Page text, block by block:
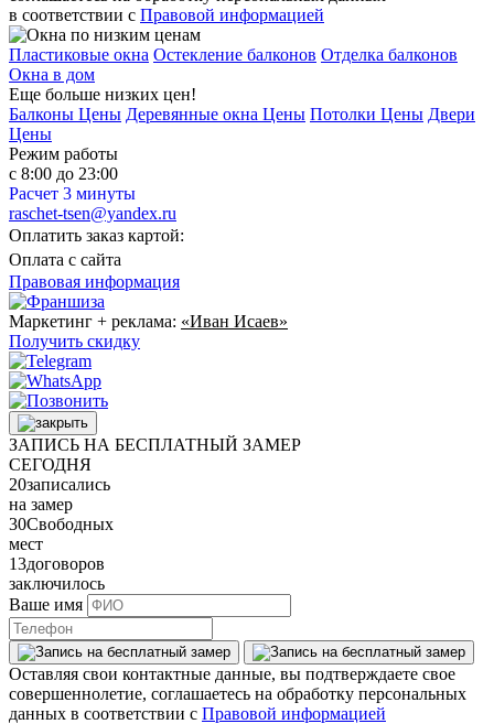
в соответствии с Правовой информацией
Пластиковые окна Остекление балконов Отделка балконов
Окна в дом
Еще больше низких цен!
Балконы Цены Деревянные окна Цены Потолки Цены Двери
Цены
Режим работы
с 8:00 до 23:00
Расчет 3 минуты
raschet-tsen@yandex.ru
Оплатить заказ картой:
Оплата с сайта
Правовая информация
Маркетинг + реклама: «Иван Исаев»
Получить скидку
ЗАПИСЬ НА БЕСПЛАТНЫЙ ЗАМЕР
СЕГОДНЯ
20записались
на замер
30Свободных
мест
13договоров
заключилось
Ваше имя
Оставляя свои контактные данные, вы подтверждаете свое
совершеннолетие, соглашаетесь на обработку персональных
данных в соответствии с Правовой информацией